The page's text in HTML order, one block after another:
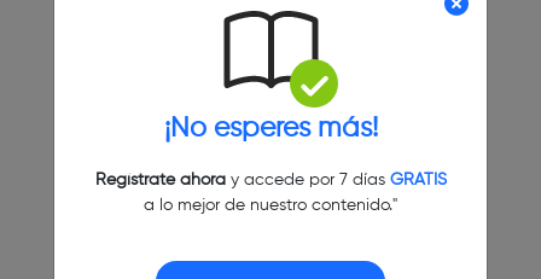
¡No esperes más!
Regístrate ahoray accede por 7 días GRATIS
a lo mejor de nuestro contenido."